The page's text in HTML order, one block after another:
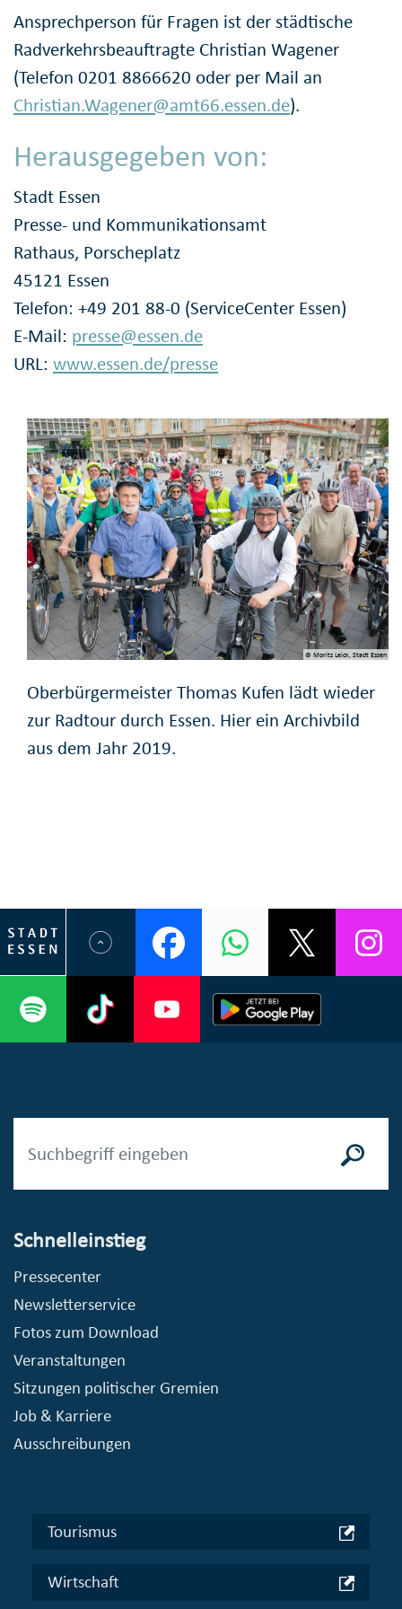
Ansprechperson für Fragen ist der städtische
Radverkehrsbeauftragte Christian Wagener
(Telefon 0201 8866620 oder per Mail an
Christian.Wagener@amt66.essen.de).
Herausgegeben von:
Stadt Essen
Presse- und Kommunikationsamt
Rathaus, Porscheplatz
45121 Essen
Telefon: +49 201 88-0 (ServiceCenter Essen)
E-Mail: presse@essen.de
URL: www.essen.de/presse
© Moritz Leick, Stadt Essen
Oberbürgermeister Thomas Kufen lädt wieder
zur Radtour durch Essen. Hier ein Archivbild
aus dem Jahr 2019.
Schnelleinstieg
Pressecenter
Newsletterservice
Fotos zum Download
Veranstaltungen
Sitzungen politischer Gremien
Job & Karriere
Ausschreibungen
Tourismus
Wirtschaft